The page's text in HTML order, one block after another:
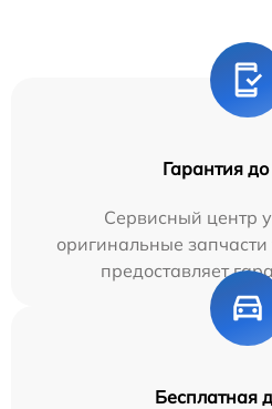
Гарантия
Сервисный центр
оригинальные
предоставляет
Бесплатная